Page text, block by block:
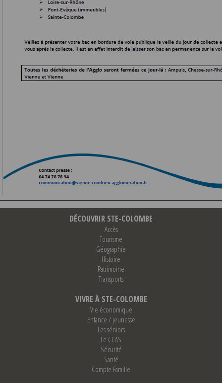
DÉCOUVRIR STE-COLOMBE
Accès
Tourisme
Géographie
Histoire
Patrimoine
Transports
VIVRE À STE-COLOMBE
Vie économique
Enfance / jeunesse
Les séniors
Le CCAS
Sécurité
Santé
Compte Famille